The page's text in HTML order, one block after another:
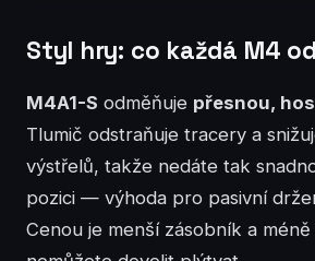
Styl hry: co každá M4
M4A1-S odměňuje přesnou,
Tlumič odstraňuje tracery a
výstřelů, takže nedáte tak
pozici — výhoda pro pasivní
Cenou je menší zásobník a